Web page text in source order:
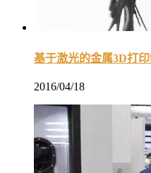
基于激光的金属3D打
2016/04/18